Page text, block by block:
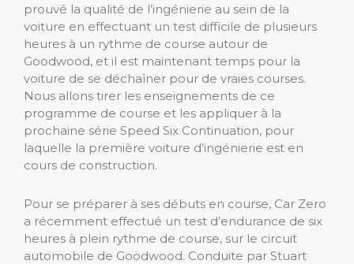
prouvé la qualité de l’ingénierie au sein de la
voiture en effectuant un test difficile de plusieurs
heures à un rythme de course autour de
Goodwood, et il est maintenant temps pour la
voiture de se déchaîner pour de vraies courses.
Nous allons tirer les enseignements de ce
programme de course et les appliquer à la
prochaine série Speed ​​Six Continuation, pour
laquelle la première voiture d’ingénierie est en
cours de construction.
Pour se préparer à ses débuts en course, Car Zero
a récemment effectué un test d’endurance de six
heures à plein rythme de course, sur le circuit
automobile de Goodwood. Conduite par Stuart